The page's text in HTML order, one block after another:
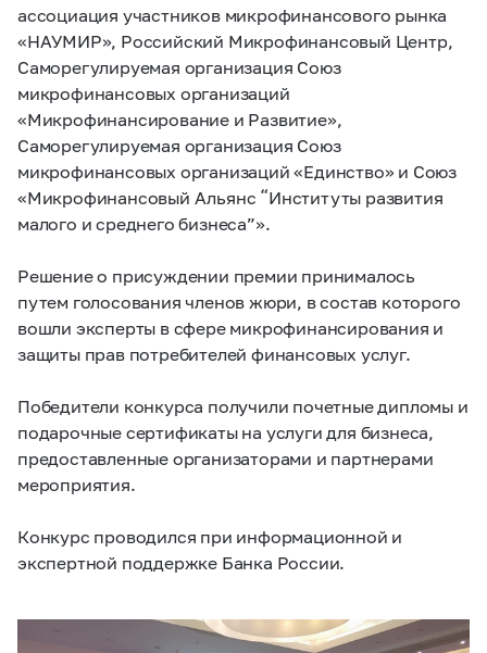
ассоциация участников микрофинансового рынка
«НАУМИР», Российский Микрофинансовый Центр,
Саморегулируемая организация Союз
микрофинансовых организаций
«Микрофинансирование и Развитие»,
Саморегулируемая организация Союз
микрофинансовых организаций «Единство» и Союз
«Микрофинансовый Альянс “Институты развития
малого и среднего бизнеса”».
Решение о присуждении премии принималось
путем голосования членов жюри, в состав которого
вошли эксперты в сфере микрофинансирования и
защиты прав потребителей финансовых услуг.
Победители конкурса получили почетные дипломы и
подарочные сертификаты на услуги для бизнеса,
предоставленные организаторами и партнерами
мероприятия.
Конкурс проводился при информационной и
экспертной поддержке Банка России.